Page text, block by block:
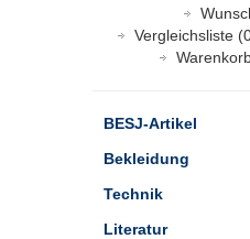
Vergleichsliste
BESJ-Artikel
Bekleidung
Technik
Literatur